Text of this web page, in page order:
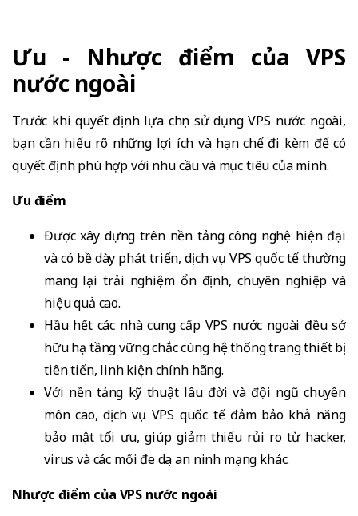
Ưu - Nhược điểm của VPS
nước ngoài
Trước khi quyết định lựa chọn sử dụng VPS nước ngoài,
bạn cần hiểu rõ những lợi ích và hạn chế đi kèm để có
quyết định phù hợp với nhu cầu và mục tiêu của mình.
Ưu điểm
Được xây dựng trên nền tảng công nghệ hiện đại
và có bề dày phát triển, dịch vụ VPS quốc tế thường
mang lại trải nghiệm ổn định, chuyên nghiệp và
hiệu quả cao.
Hầu hết các nhà cung cấp VPS nước ngoài đều sở
hữu hạ tầng vững chắc cùng hệ thống trang thiết bị
tiên tiến, linh kiện chính hãng.
Với nền tảng kỹ thuật lâu đời và đội ngũ chuyên
môn cao, dịch vụ VPS quốc tế đảm bảo khả năng
bảo mật tối ưu, giúp giảm thiểu rủi ro từ hacker,
virus và các mối đe dọa an ninh mạng khác.
Nhược điểm của VPS nước ngoài